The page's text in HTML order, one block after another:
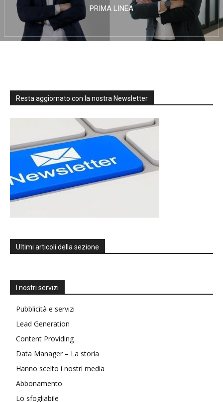
PRIMA LINEA
Resta aggiornato con la nostra Newsletter
Ultimi articoli della sezione
I nostri servizi
Pubblicità e servizi
Lead Generation
Content Providing
Data Manager – La storia
Hanno scelto i nostri media
Abbonamento
Lo sfogliabile